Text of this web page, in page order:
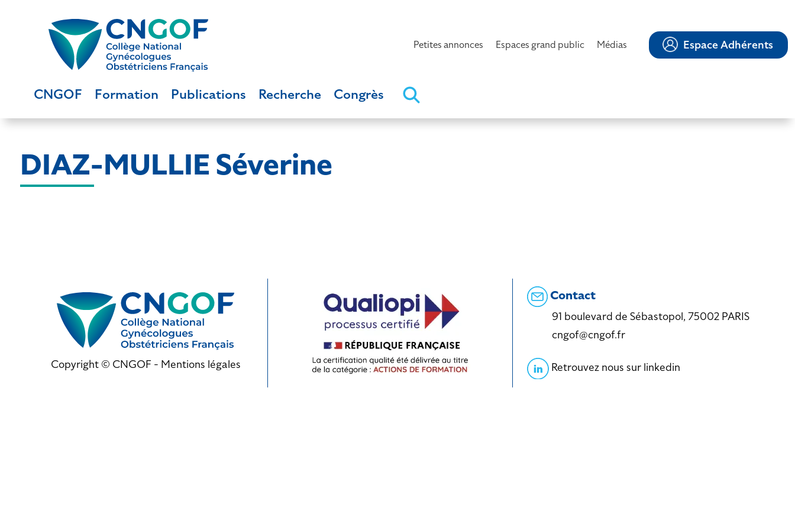
Petites annonces Espaces grand public Médias Espace Adhérents
CNGOF Formation Publications Recherche Congrès
DIAZ-MULLIE Séverine
Copyright © CNGOF - Mentions légales
Contact
91 boulevard de Sébastopol, 75002 PARIS
cngof@cngof.fr
Retrouvez nous sur linkedin